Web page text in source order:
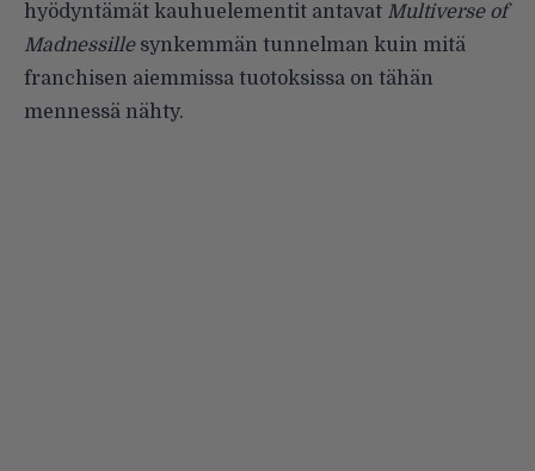
hyödyntämät kauhuelementit antavat Multiverse of
Madnessillesynkemmän tunnelman kuin mitä
franchisen aiemmissa tuotoksissa on tähän
mennessä nähty.